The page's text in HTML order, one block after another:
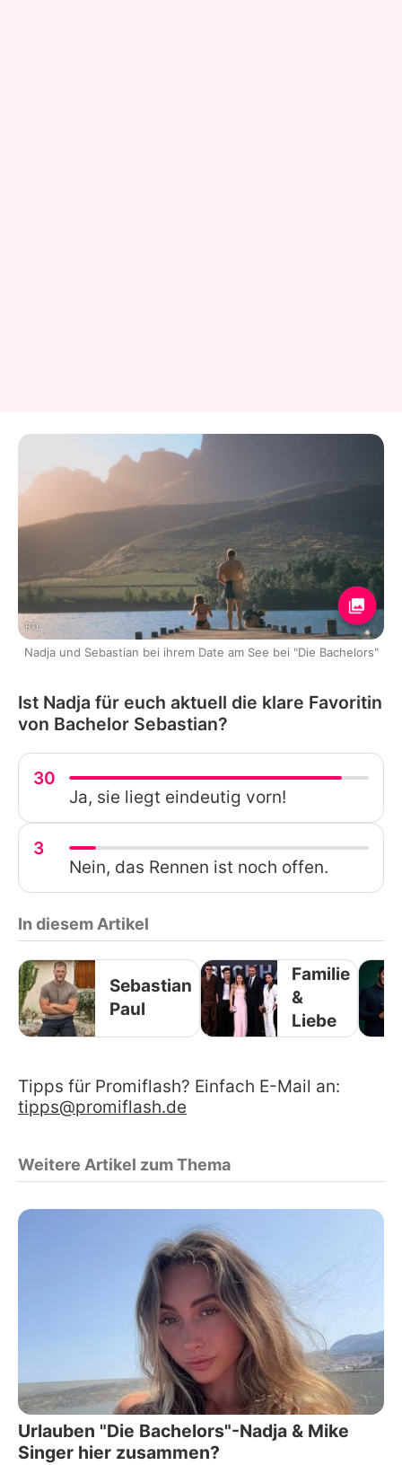
RTL
Nadja und Sebastian bei ihrem Date am See bei "Die Bachelors"
Ist Nadja für euch aktuell die klare Favoritin
von Bachelor Sebastian?
30
Ja, sie liegt eindeutig vorn!
3
Nein, das Rennen ist noch offen.
In diesem Artikel
Sebastian
Paul
Familie
&
Liebe
Tipps für Promiflash? Einfach E-Mail an:
tipps@promiflash.de
Weitere Artikel zum Thema
Urlauben "Die Bachelors"-Nadja & Mike
Singer hier zusammen?